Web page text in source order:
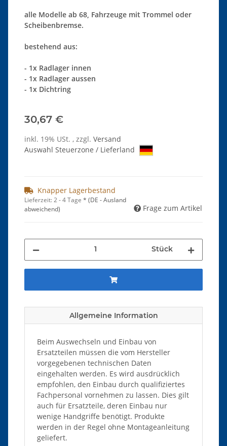
alle Modelle ab 68, Fahrzeuge mit Trommel oder
Scheibenbremse.
bestehend aus:
- 1x Radlager innen
- 1x Radlager aussen
- 1x Dichtring
30,67 €
inkl. 19% USt. , zzgl. Versand
Auswahl Steuerzone / Lieferland
Knapper Lagerbestand
Lieferzeit:2 - 4 Tage * (DE - Ausland
abweichend)
Frage zum Artikel
Stück
Allgemeine Information
Beim Auswechseln und Einbau von
Ersatzteilen müssen die vom Hersteller
vorgegebenen technischen Daten
eingehalten werden. Es wird ausdrücklich
empfohlen, den Einbau durch qualifiziertes
Fachpersonal vornehmen zu lassen. Dies gilt
auch für Ersatzteile, deren Einbau nur
wenige Handgriffe benötigt. Produkte
werden in der Regel ohne Montageanleitung
geliefert.